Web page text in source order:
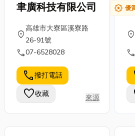
聿廣科技有限公司
location_on
高雄市大寮區溪寮路
26-91號
call07-6528028
call撥打電話
favorite收藏 來源
award_star 優
location_on
call